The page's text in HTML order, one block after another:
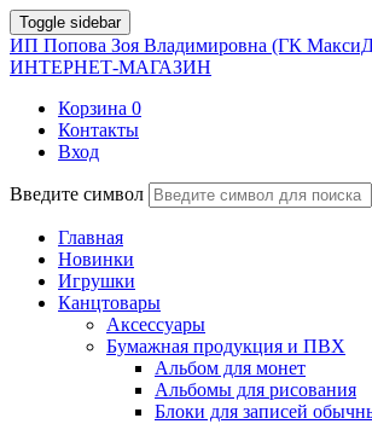
Toggle sidebar
ИП Попова Зоя Владимировна (ГК
ИНТЕРНЕТ-МАГАЗИН
Корзина 0
Контакты
Вход
Введите символ
Главная
Новинки
Игрушки
Канцтовары
Аксессуары
Бумажная продукция и ПВХ
Альбом для монет
Альбомы для рисования
Блоки для записей